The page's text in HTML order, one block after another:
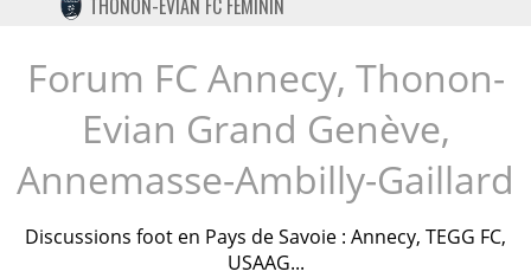
TWITTER
INSTAGRAM
THONON-EVIAN FC FÉMININ
Forum FC Annecy, Thonon-
Evian Grand Genève,
Annemasse-Ambilly-Gaillard
Discussions foot en Pays de Savoie : Annecy, TEGG FC,
USAAG...